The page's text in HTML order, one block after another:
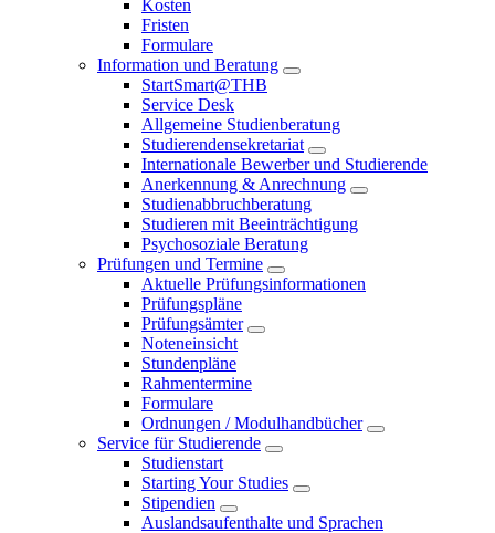
Kosten
Fristen
Formulare
Information und Beratung
StartSmart@THB
Service Desk
Allgemeine Studienberatung
Studierendensekretariat
Internationale Bewerber und Studierende
Anerkennung & Anrechnung
Studienabbruchberatung
Studieren mit Beeinträchtigung
Psychosoziale Beratung
Prüfungen und Termine
Aktuelle Prüfungsinformationen
Prüfungspläne
Prüfungsämter
Noteneinsicht
Stundenpläne
Rahmentermine
Formulare
Ordnungen / Modulhandbücher
Service für Studierende
Studienstart
Starting Your Studies
Stipendien
Auslandsaufenthalte und Sprachen